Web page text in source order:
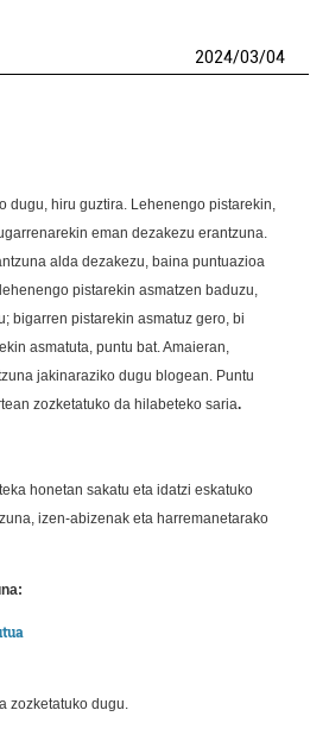
2024/03/04
dugu, hiru guztira. Lehenengo pistarekin,
eman dezakezu erantzuna.
alda dezakezu, baina puntuazioa
pistarekin asmatzen baduzu,
bigarren pistarekin asmatuz gero, bi
asmatuta, puntu bat. Amaieran,
jakinaraziko dugu blogean. Puntu
zozketatuko da hilabeteko saria.
honetan sakatu eta idatzi eskatuko
izen-abizenak eta harremanetarako
zozketatuko dugu.